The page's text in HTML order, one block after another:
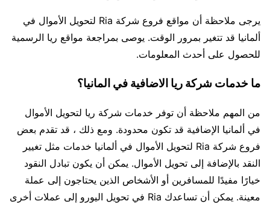
يرجى ملاحظة أن مواقع فروع شركة Ria لتحويل الأموال في
ألمانيا قد تتغير بمرور الوقت. يوصى بمراجعة مواقع ريا الرسمية
للحصول على أحدث المعلومات.
ما خدمات شركة ريا الاضافية في المانيا؟
من المهم ملاحظة أن توفر خدمات شركة ريا لتحويل الأموال
في ألمانيا الإضافية قد تكون محدودة. ومع ذلك ، قد تقدم بعض
فروع شركة Ria لتحويل الأموال في ألمانيا خدمات مثل تغيير
النقد بالإضافة إلى تحويل الأموال. يمكن أن يكون تبادل النقود
خيارًا مفيدًا للمسافرين أو الأشخاص الذين يحتاجون إلى عملة
معينة. يمكن أن تساعدك Ria في تحويل اليورو إلى عملات أخرى